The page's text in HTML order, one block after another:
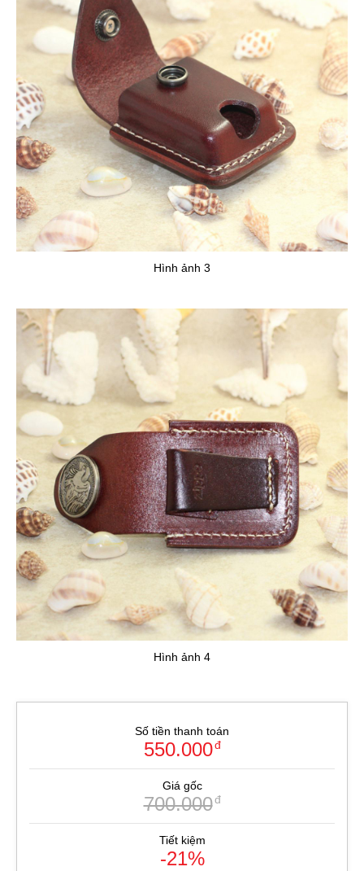
Hình ảnh 3
Hình ảnh 4
Số tiền thanh toán
550.000đ
Giá gốc
700.000đ
Tiết kiệm
-21%